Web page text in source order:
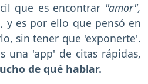
que es encontrar "amor",
y es por ello que pensó en
sin tener que 'exponerte'.
una 'app' de citas rápidas,
de qué hablar.